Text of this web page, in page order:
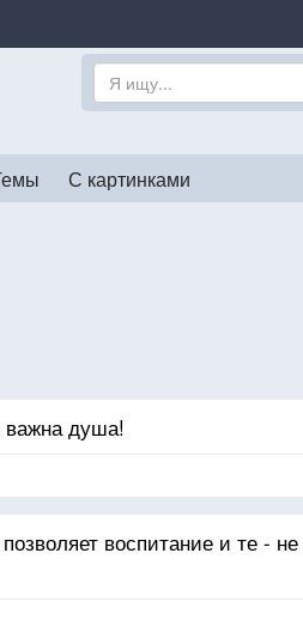
С картинками
важна душа!
воспитание и те - не